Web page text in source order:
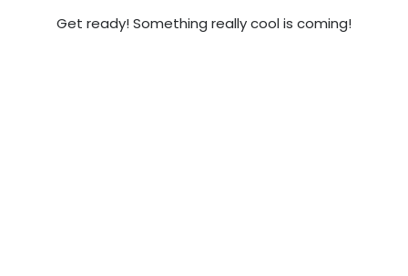
Get ready! Something really cool is coming!